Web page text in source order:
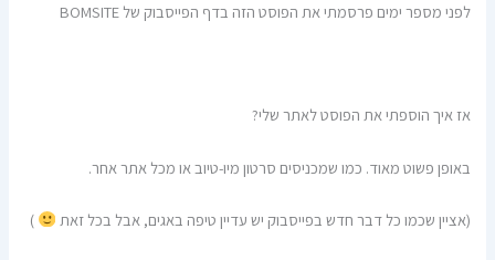
לפני מספר ימים פרסמתי את הפוסט הזה בדף הפייסבוק של BOMSITE
אז איך הוספתי את הפוסט לאתר שלי?
באופן פשוט מאוד. כמו שמכניסים סרטון מיו-טיוב או מכל אתר אחר.
(אציין שכמו כל דבר חדש בפייסבוק יש עדיין טיפה באגים, אבל בכל זאת )